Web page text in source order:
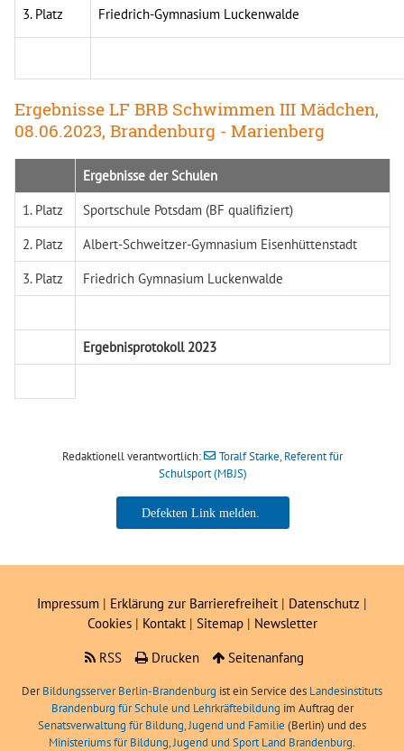
3. Platz Friedrich-Gymnasium Luckenwalde
Ergebnisse LF BRB Schwimmen III Mädchen,
08.06.2023, Brandenburg - Marienberg
Ergebnisse der Schulen
1. Platz
Sportschule Potsdam (BF qualifiziert)
2. Platz
Albert-Schweitzer-Gymnasium Eisenhüttenstadt
3. Platz
Friedrich Gymnasium Luckenwalde
Ergebnisprotokoll 2023
Redaktionell verantwortlich:
Toralf Starke, Referent für
Schulsport (MBJS)
Toralf Starke, Referent für
Impressum | Erklärung zur Barrierefreiheit | Datenschutz |
Cookies| Kontakt | Sitemap| Newsletter
RSS
Drucken Seitenanfang
DerBildungsserver Berlin-Brandenburg ist ein Service des Landesinstituts
Brandenburg für Schule und Lehrkräftebildung im Auftrag der
Senatsverwaltung für Bildung, Jugend und Familie (Berlin) und des
Ministeriums für Bildung, Jugend und Sport Land Brandenburg.